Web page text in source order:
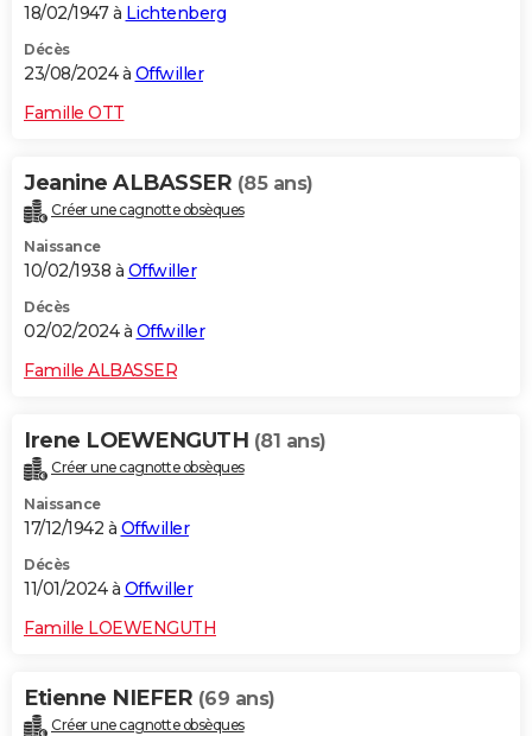
18/02/1947 à Lichtenberg
Décès
23/08/2024 à Offwiller
Famille OTT
Jeanine ALBASSER (85 ans)
Créer une cagnotte obsèques
Naissance
10/02/1938 à Offwiller
Décès
02/02/2024 à Offwiller
Famille ALBASSER
Irene LOEWENGUTH (81 ans)
Créer une cagnotte obsèques
Naissance
17/12/1942 à Offwiller
Décès
11/01/2024 à Offwiller
Famille LOEWENGUTH
Etienne NIEFER (69 ans)
Créer une cagnotte obsèques